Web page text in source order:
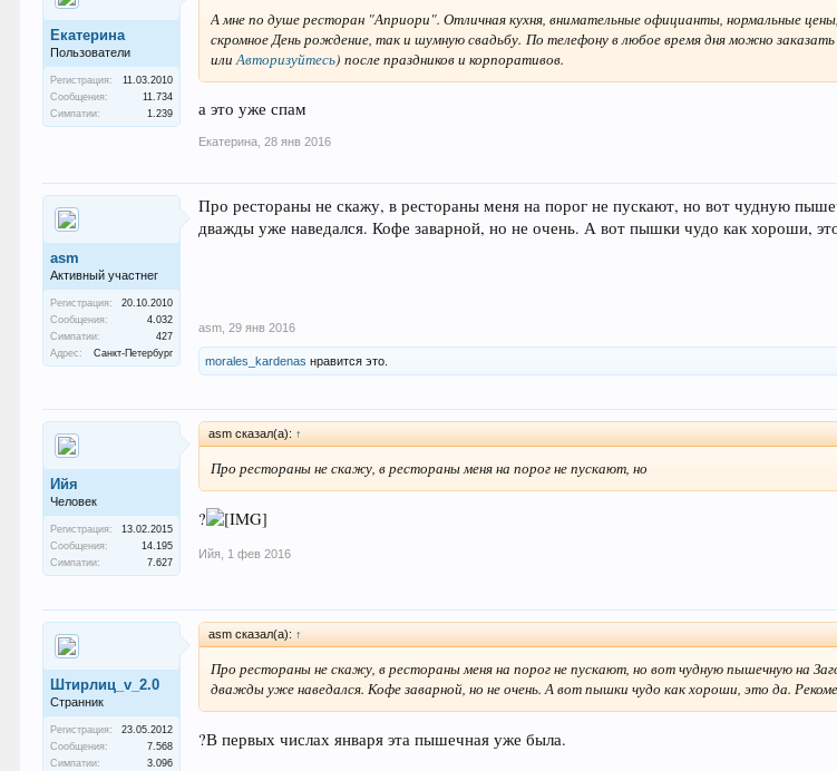
Екатерина
Пользователи
Регистрация:
11.03.2010
Сообщения:
11.734
Симпатии:
1.239
А мне по душе ресторан "Априори". Отличная кухня, внимательные официанты, нормальные
скромное День рождение, так и шумную свадьбу. По телефону в любое время дня можно
илиАвторизуйтесь) после праздников и корпоративов.
а это уже спам
Екатерина 28 янв 2016
asm
Активный участнег
Регистрация:
20.10.2010
Сообщения:
4.032
Симпатии:
427
Адрес:
Санкт-Петербург
Про рестораны не скажу, в рестораны меня на порог не пускают, но вот чудную
дважды уже наведался. Кофе заварной, но не очень. А вот пышки чудо как хороши,
asm 29 янв 2016
morales_kardenas нравится это.
Ийя
Человек
Регистрация:
13.02.2015
Сообщения:
14.195
Симпатии:
7.627
asm сказал(а): ↑
Про рестораны не скажу, в рестораны меня на порог не пускают, но
?
Ийя 1 фев 2016
Штирлиц_v_2.0
Странник
Регистрация:
23.05.2012
Сообщения:
7.568
Симпатии:
3.096
asm сказал(а): ↑
Про рестораны не скажу, в рестораны меня на порог не пускают, но вот чудную пышечную на
дважды уже наведался. Кофе заварной, но не очень. А вот пышки чудо как хороши, это да.
?В первых числах января эта пышечная уже была.